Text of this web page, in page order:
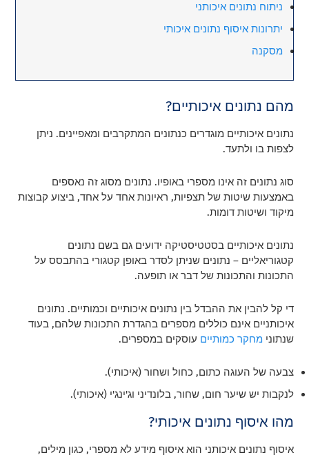
ניתוח נתונים איכותני
יתרונות איסוף נתונים איכותי
מסקנה
מהם נתונים איכותיים?
נתונים איכותיים מוגדרים כנתונים המתקרבים ומאפיינים. ניתן
לצפות בו ולתעד.
סוג נתונים זה אינו מספרי באופיו. נתונים מסוג זה נאספים
באמצעות שיטות של תצפיות, ראיונות אחד על אחד, ביצוע קבוצות
מיקוד ושיטות דומות.
נתונים איכותיים בסטטיסטיקה ידועים גם בשם נתונים
קטגוריאליים – נתונים שניתן לסדר באופן קטגורי בהתבסס על
התכונות והתכונות של דבר או תופעה.
די קל להבין את ההבדל בין נתונים איכותיים וכמותיים. נתונים
איכותניים אינם כוללים מספרים בהגדרת התכונות שלהם, בעוד
שנתונימחקר כמותיים עוסקים במספרים.
צבעה של העוגה כתום, כחול ושחור (איכותי).
לנקבות יש שיער חום, שחור, בלונדיני וג'ינג'י (איכותי).
מהו איסוף נתונים איכותי?
איסוף נתונים איכותני הוא איסוף מידע לא מספרי, כגון מילים,